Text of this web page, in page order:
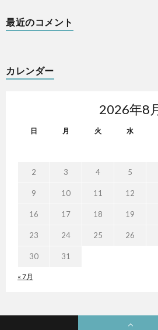
最近のコメント
カレンダー
2026年8
日 月 火 水
« 7月
2 3 4 5
9 10 11 12
16 17 18 19
23 24 25 26
30 31